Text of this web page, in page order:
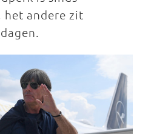
het andere zit